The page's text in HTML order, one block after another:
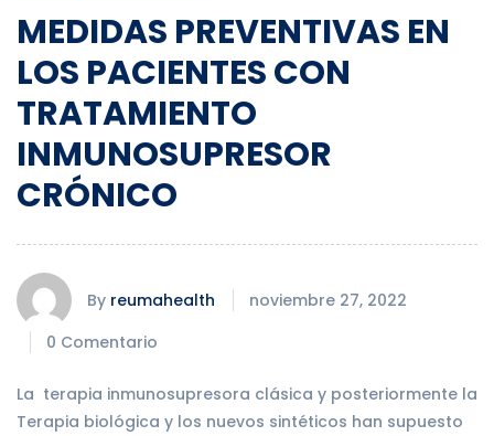
MEDIDAS PREVENTIVAS EN
LOS PACIENTES CON
TRATAMIENTO
INMUNOSUPRESOR
CRÓNICO
By reumahealth
noviembre 27, 2022
0 Comentario
La terapia inmunosupresora clásica y posteriormente la
Terapia biológica y los nuevos sintéticos han supuesto